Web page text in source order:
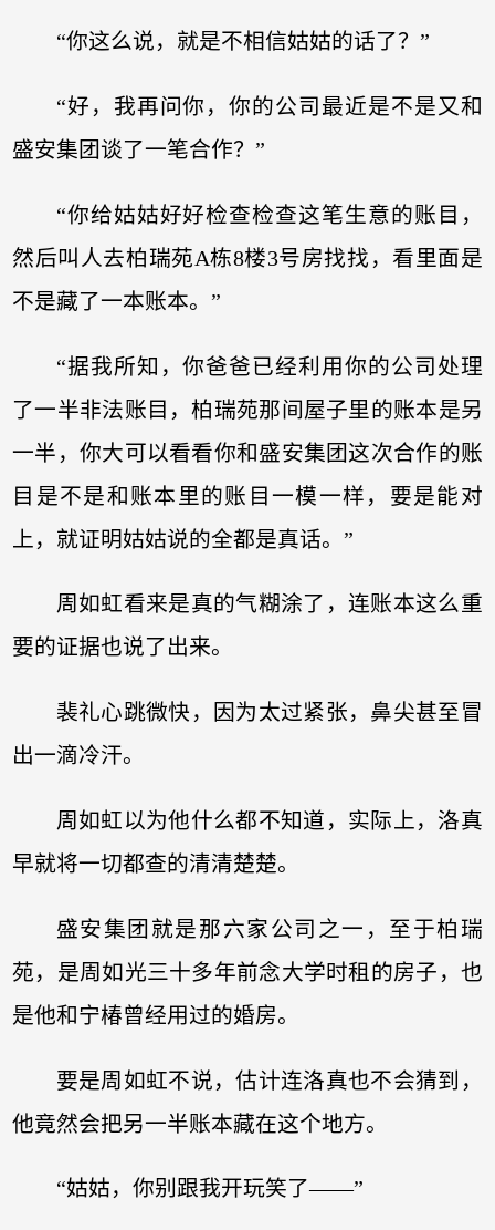
“你这么说，就是不相信姑姑的话了？”
“好，我再问你，你的公司最近是不是又和
盛安集团谈了一笔合作？”
“你给姑姑好好检查检查这笔生意的账目，
然后叫人去柏瑞苑A栋8楼3号房找找，看里面是
不是藏了一本账本。”
“据我所知，你爸爸已经利用你的公司处理
了一半非法账目，柏瑞苑那间屋子里的账本是另
一半，你大可以看看你和盛安集团这次合作的账
目是不是和账本里的账目一模一样，要是能对
上，就证明姑姑说的全都是真话。”
周如虹看来是真的气糊涂了，连账本这么重
要的证据也说了出来。
裴礼心跳微快，因为太过紧张，鼻尖甚至冒
出一滴冷汗。
周如虹以为他什么都不知道，实际上，洛真
早就将一切都查的清清楚楚。
盛安集团就是那六家公司之一，至于柏瑞
苑，是周如光三十多年前念大学时租的房子，也
是他和宁椿曾经用过的婚房。
要是周如虹不说，估计连洛真也不会猜到，
他竟然会把另一半账本藏在这个地方。
“姑姑，你别跟我开玩笑了——”